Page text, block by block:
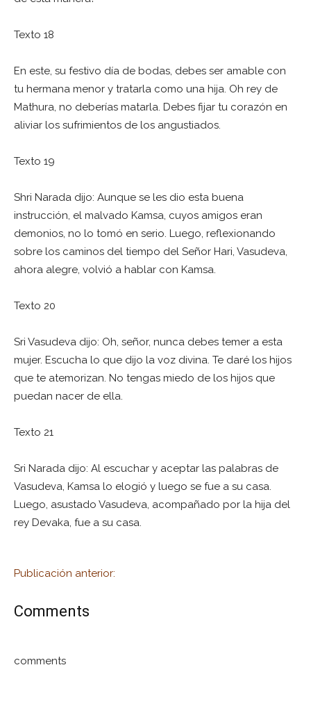
Texto 18
En este, su festivo día de bodas, debes ser amable con
tu hermana menor y tratarla como una hija. Oh rey de
Mathura, no deberías matarla. Debes fijar tu corazón en
aliviar los sufrimientos de los angustiados.
Texto 19
Shri Narada dijo: Aunque se les dio esta buena
instrucción, el malvado Kamsa, cuyos amigos eran
demonios, no lo tomó en serio. Luego, reflexionando
sobre los caminos del tiempo del Señor Hari, Vasudeva,
ahora alegre, volvió a hablar con Kamsa.
Texto 20
Sri Vasudeva dijo: Oh, señor, nunca debes temer a esta
mujer. Escucha lo que dijo la voz divina. Te daré los hijos
que te atemorizan. No tengas miedo de los hijos que
puedan nacer de ella.
Texto 21
Sri Narada dijo: Al escuchar y aceptar las palabras de
Vasudeva, Kamsa lo elogió y luego se fue a su casa.
Luego, asustado Vasudeva, acompañado por la hija del
rey Devaka, fue a su casa.
Publicación anterior:
Comments
comments